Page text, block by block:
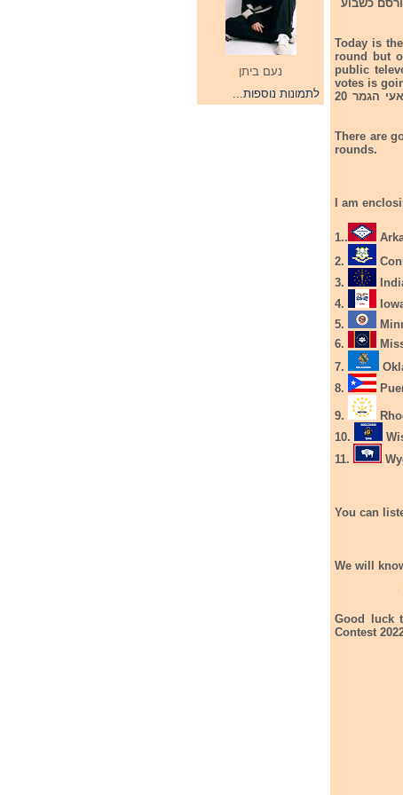
נעם ביתן
לתמונות נוספות...
כשבוע
Today is
round but
public
votes is
בתחרות האירווזיון האמריקאית יהיו 4 סיבובים מקדימים כך שסך הכל יעפילו לשלב חצאעי הגמר 20
There are
rounds.
I am
1..
2.
3.
4.
5.
6.
7.
8.
9.
10.
11.
You can
We will
Good luck
Contest